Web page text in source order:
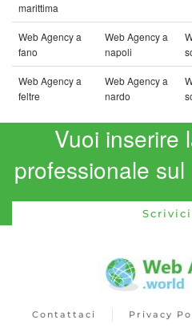
marittima
Web Agency a
fano
Web Agency a
napoli
Web Agency a
feltre
Web Agency a
nardo
Vuoi inserire
professionale
Scrivici
Contattaci Privacy